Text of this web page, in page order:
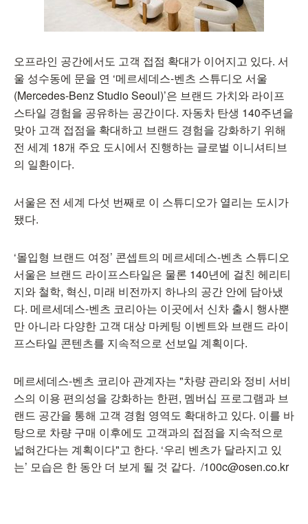
오프라인 공간에서도 고객 접점 확대가 이어지고 있다. 서
울 성수동에 문을 연 ‘메르세데스-벤츠 스튜디오 서울
(Mercedes-Benz Studio Seoul)’은 브랜드 가치와 라이프
스타일 경험을 공유하는 공간이다. 자동차 탄생 140주년을
맞아 고객 접점을 확대하고 브랜드 경험을 강화하기 위해
전 세계 18개 주요 도시에서 진행하는 글로벌 이니셔티브
의 일환이다.
서울은 전 세계 다섯 번째로 이 스튜디오가 열리는 도시가
됐다.
‘몰입형 브랜드 여정’ 콘셉트의 메르세데스-벤츠 스튜디오
서울은 브랜드 라이프스타일은 물론 140년에 걸친 헤리티
지와 철학, 혁신, 미래 비전까지 하나의 공간 안에 담아냈
다. 메르세데스-벤츠 코리아는 이곳에서 신차 출시 행사뿐
만 아니라 다양한 고객 대상 마케팅 이벤트와 브랜드 라이
프스타일 콘텐츠를 지속적으로 선보일 계획이다.
메르세데스-벤츠 코리아 관계자는 "차량 관리와 정비 서비
스의 이용 편의성을 강화하는 한편, 멤버십 프로그램과 브
랜드 공간을 통해 고객 경험 영역도 확대하고 있다. 이를 바
탕으로 차량 구매 이후에도 고객과의 접점을 지속적으로
넓혀간다는 계획이다"고 한다. ‘우리 벤츠가 달라지고 있
는’ 모습은 한 동안 더 보게 될 것 같다. /100c@osen.co.kr